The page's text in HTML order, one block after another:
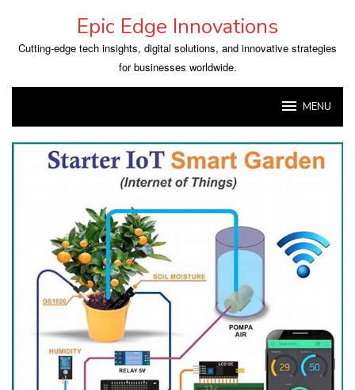
content
Epic Edge Innovations
Cutting-edge tech insights, digital solutions, and innovative strategies
for businesses worldwide.
MENU